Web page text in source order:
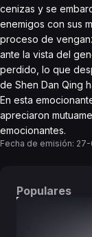
cenizas y se
enemigos con sus
proceso de
ante la vista del
perdido, lo que
de Shen Dan Qing
En esta
apreciaron
emocionantes.
Fecha de emisión:
Populares